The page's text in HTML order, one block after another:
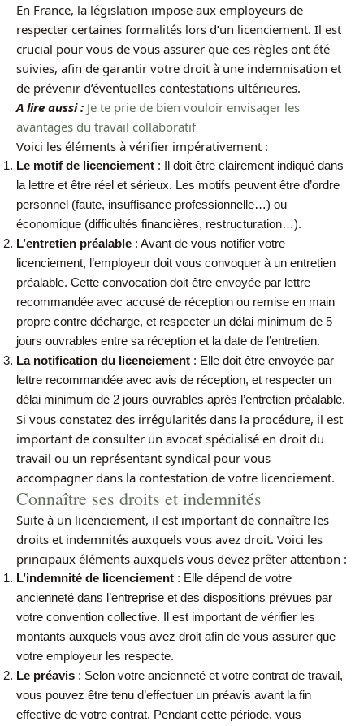
En France, la législation impose aux employeurs de
respecter certaines formalités lors d’un licenciement. Il est
crucial pour vous de vous assurer que ces règles ont été
suivies, afin de garantir votre droit à une indemnisation et
de prévenir d’éventuelles contestations ultérieures.
A lire aussi : Je te prie de bien vouloir envisager les
avantages du travail collaboratif
Voici les éléments à vérifier impérativement :
Le motif de licenciement : Il doit être clairement indiqué dans
la lettre et être réel et sérieux. Les motifs peuvent être d’ordre
personnel (faute, insuffisance professionnelle…) ou
économique (difficultés financières, restructuration…).
L’entretien préalable : Avant de vous notifier votre
licenciement, l’employeur doit vous convoquer à un entretien
préalable. Cette convocation doit être envoyée par lettre
recommandée avec accusé de réception ou remise en main
propre contre décharge, et respecter un délai minimum de 5
jours ouvrables entre sa réception et la date de l’entretien.
La notification du licenciement : Elle doit être envoyée par
lettre recommandée avec avis de réception, et respecter un
délai minimum de 2 jours ouvrables après l’entretien préalable.
Si vous constatez des irrégularités dans la procédure, il est
important de consulter un avocat spécialisé en droit du
travail ou un représentant syndical pour vous
accompagner dans la contestation de votre licenciement.
Connaître ses droits et indemnités
Suite à un licenciement, il est important de connaître les
droits et indemnités auxquels vous avez droit. Voici les
principaux éléments auxquels vous devez prêter attention :
L’indemnité de licenciement : Elle dépend de votre
ancienneté dans l’entreprise et des dispositions prévues par
votre convention collective. Il est important de vérifier les
montants auxquels vous avez droit afin de vous assurer que
votre employeur les respecte.
Le préavis : Selon votre ancienneté et votre contrat de travail,
vous pouvez être tenu d’effectuer un préavis avant la fin
effective de votre contrat. Pendant cette période, vous